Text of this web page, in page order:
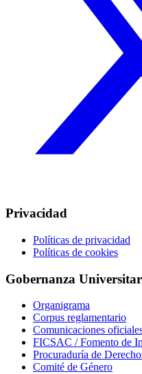
Privacidad
Políticas de privacidad
Políticas de cookies
Gobernanza
Organigrama
Corpus reglamentario
Comunicaciones
FICSAC / Fomento de
Procuraduría de
Comité de Género